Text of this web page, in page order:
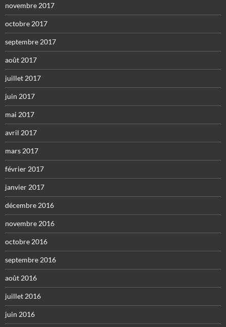
novembre 2017
octobre 2017
septembre 2017
août 2017
juillet 2017
juin 2017
mai 2017
avril 2017
mars 2017
février 2017
janvier 2017
décembre 2016
novembre 2016
octobre 2016
septembre 2016
août 2016
juillet 2016
juin 2016